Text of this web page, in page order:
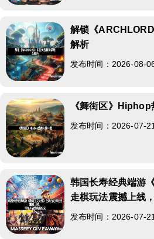
解锁《
解析
发布时间：2026-08-
《舞街区》
发布时间：2026-07-
韩国长寿经典端游
走棋玩法震撼上线
发布时间：2026-07-